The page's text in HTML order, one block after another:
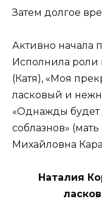
Затем долгое
Активно начала
Исполнила роли
(Катя), «Моя
ласковый и
«Однажды будет
соблазнов»
Михайловна
Наталия